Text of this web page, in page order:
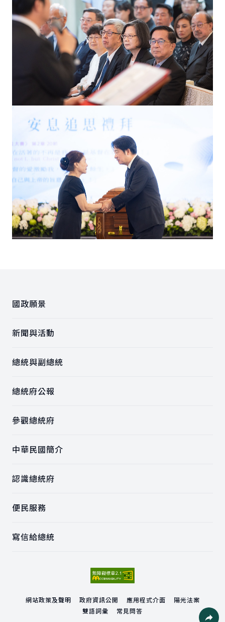
國政願景
新聞與活動
總統與副總統
總統府公報
參觀總統府
中華民國簡介
認識總統府
便民服務
寫信給總統
網站政策及聲明 政府資訊公開 應用程式介面
陽光法案
雙語詞彙
常見問答